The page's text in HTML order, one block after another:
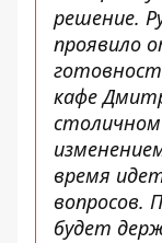
решение.
проявило
кафе
время
вопросов.
будет